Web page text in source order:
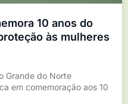
10 anos do
às mulheres
Grande do Norte
em comemoração aos 10